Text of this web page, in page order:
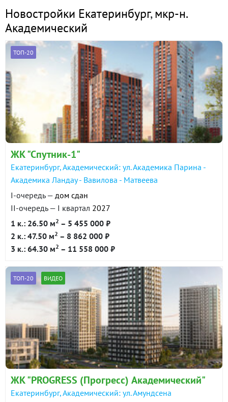
Новостройки Екатеринбург,мкр-н.
Академический
ТОП-20
ЖК "Спутник-1"
Екатеринбург, Академический: ул. Академика Парина -
Академика Ландау - Вавилова - Матвеева
I-очередь — дом сдан
II-очередь — I квартал 2027
1 к.: 26.50 м2 – 5 455 000 ₽
2 к.: 47.50 м2 – 8 862 000 ₽
3 к.: 64.30 м2 – 11 558 000 ₽
ТОП-20 ВИДЕО
ЖК "PROGRESS (Прогресс) Академический"
Екатеринбург, Академический: ул. Амундсена